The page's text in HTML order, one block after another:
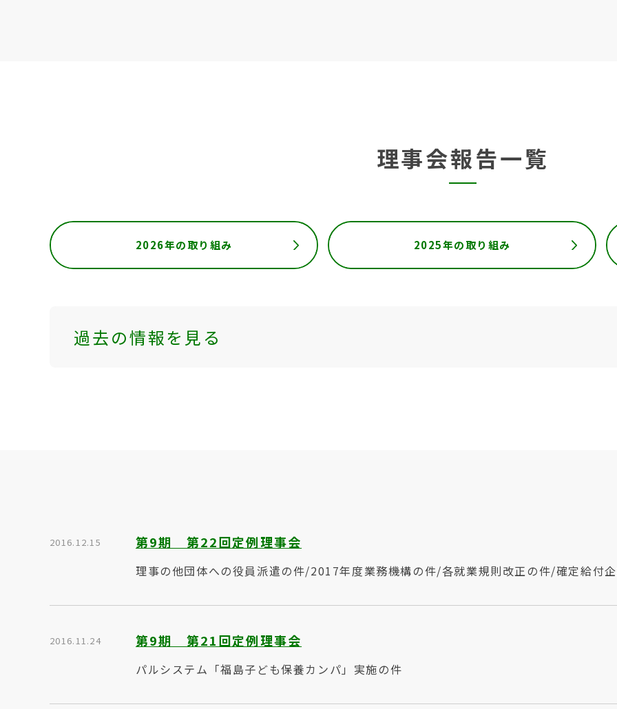
理事会報告一覧
2026年の取り組み 2025年の取り組み
過去の情報を見る
2016.12.15 第9期 第22回定例理事会
理事の他団体への役員派遣の件/2017年度業務機構の件/各就業規則改正の件/確定給付
2016.11.24 第9期 第21回定例理事会
パルシステム「福島子ども保養カンパ」実施の件